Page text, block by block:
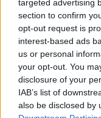
targeted advertising
section to confirm
opt-out request is
interest-based ads
us or personal
your opt-out. You
disclosure of your
IAB’s list of
also be disclosed by